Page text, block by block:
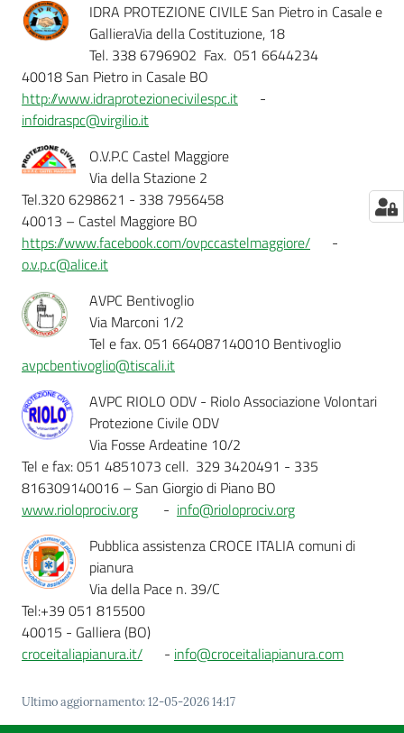
IDRA PROTEZIONE CIVILE San Pietro in Casale e
GallieraVia della Costituzione, 18
Tel. 338 6796902 Fax. 051 6644234
40018 San Pietro in Casale BO
http://www.idraprotezionecivilespc.it
-
infoidraspc@virgilio.it
O.V.P.C Castel Maggiore
Via della Stazione 2
Tel.320 6298621 - 338 7956458
40013 – Castel Maggiore BO
https://www.facebook.com/ovpccastelmaggiore/
-
o.v.p.c@alice.it
AVPC Bentivoglio
Via Marconi 1/2
Tel e fax. 051 664087140010 Bentivoglio
avpcbentivoglio@tiscali.it
AVPC RIOLO ODV - Riolo Associazione Volontari
Protezione Civile ODV
Via Fosse Ardeatine 10/2
Tel e fax: 051 4851073 cell. 329 3420491 - 335
816309140016 – San Giorgio di Piano BO
www.rioloprociv.org
- info@rioloprociv.org
Pubblica assistenza CROCE ITALIA comuni di
pianura
Via della Pace n. 39/C
Tel:+39 051 815500
40015 - Galliera (BO)
croceitaliapianura.it/
- info@croceitaliapianura.com
Ultimo aggiornamento:12-05-2026 14:17